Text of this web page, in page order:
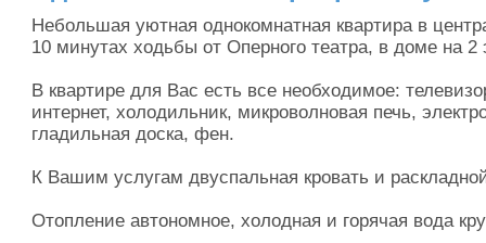
Небольшая уютная однокомнатная квартира в
10 минутах ходьбы от Оперного театра, в доме на 2
В квартире для Вас есть все необходимое:
интернет, холодильник, микроволновая печь,
гладильная доска, фен.
К Вашим услугам двуспальная кровать и
Отопление автономное, холодная и горячая вода